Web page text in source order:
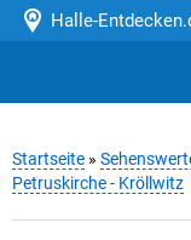
Halle-
Startseite »
Petruskirche - Kröllwitz